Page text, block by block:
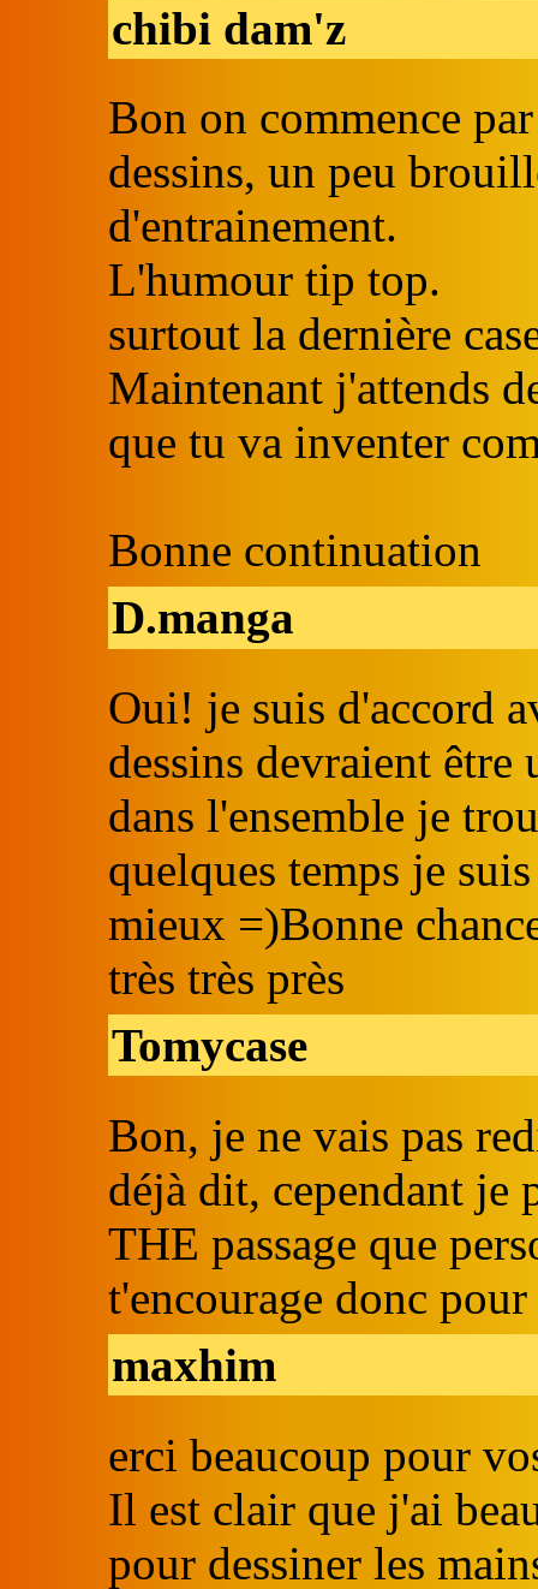
chibi dam'z
Bon on commence
dessins, un peu
d'entrainement.
L'humour tip top.
surtout la dernière
Maintenant j'attends
que tu va inventer
Bonne continuation
D.manga
Oui! je suis d'accord
dessins devraient
dans l'ensemble je
quelques temps je
mieux =)Bonne
très très près
Tomycase
Bon, je ne vais pas
déjà dit, cependant je
THE passage que
t'encourage donc
maxhim
erci beaucoup pour
Il est clair que j'ai
pour dessiner les